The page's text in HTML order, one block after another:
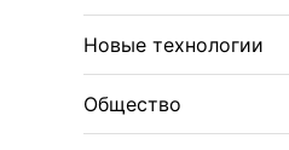
Новые технологии
Общество